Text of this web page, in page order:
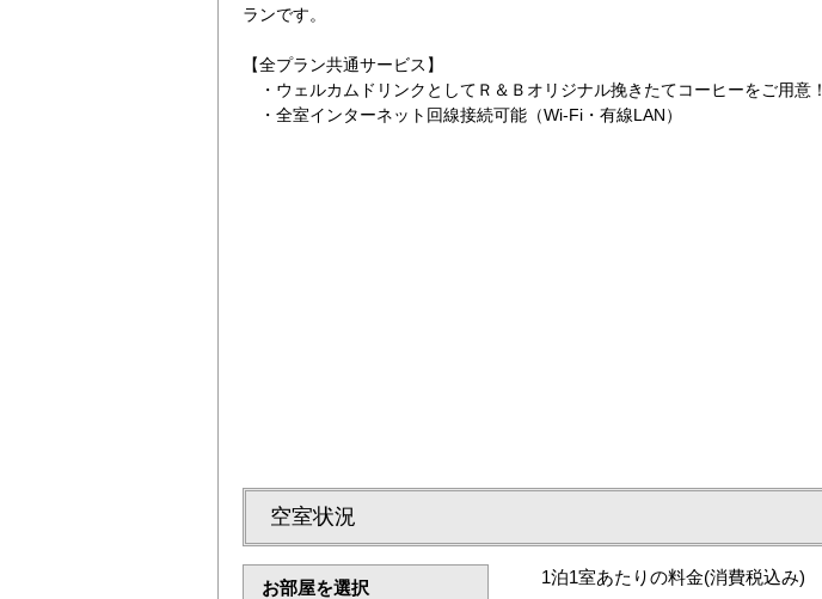
ランです。
【全プラン共通サービス】
・ウェルカムドリンクとしてＲ＆Ｂオリジナル挽きたてコーヒーをご用意！
・全室インターネット回線接続可能（Wi-Fi・有線LAN）
空室状況
お部屋を選択
1泊1室あたりの料金(消費税込み)